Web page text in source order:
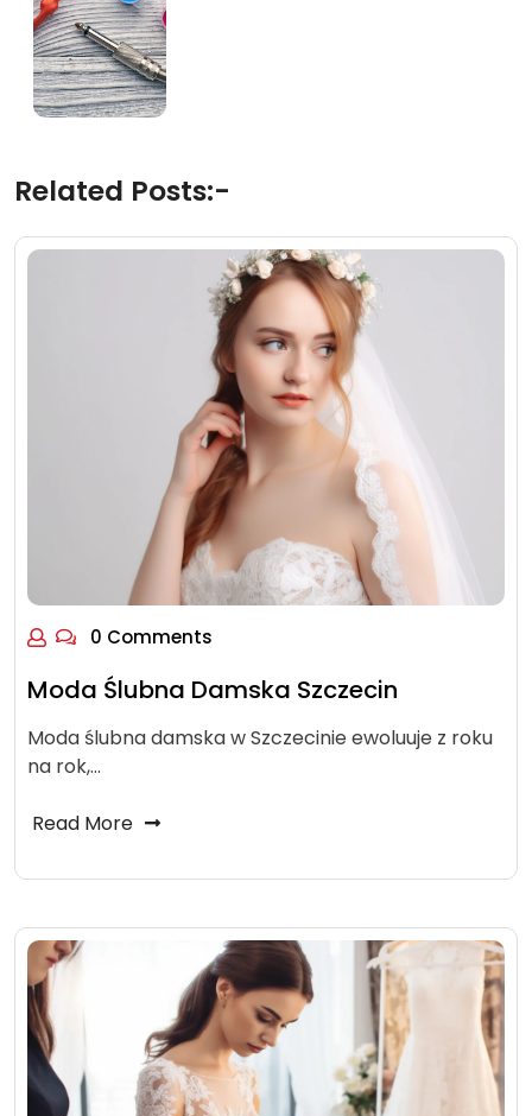
Related Posts:-
0 Comments
Moda Ślubna Damska Szczecin
Moda ślubna damska w Szczecinie ewoluuje z roku
na rok,…
Read More